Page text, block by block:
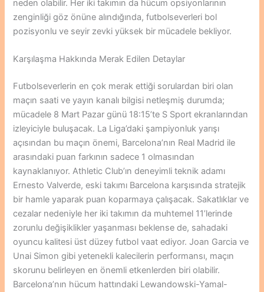
neden olabilir. Her iki takımın da hücum opsiyonlarının
zenginliği göz önüne alındığında, futbolseverleri bol
pozisyonlu ve seyir zevki yüksek bir mücadele bekliyor.
Karşılaşma Hakkında Merak Edilen Detaylar
Futbolseverlerin en çok merak ettiği sorulardan biri olan
maçın saati ve yayın kanalı bilgisi netleşmiş durumda;
mücadele 8 Mart Pazar günü 18:15’te S Sport ekranlarından
izleyiciyle buluşacak. La Liga’daki şampiyonluk yarışı
açısından bu maçın önemi, Barcelona’nın Real Madrid ile
arasındaki puan farkının sadece 1 olmasından
kaynaklanıyor. Athletic Club’ın deneyimli teknik adamı
Ernesto Valverde, eski takımı Barcelona karşısında stratejik
bir hamle yaparak puan koparmaya çalışacak. Sakatlıklar ve
cezalar nedeniyle her iki takımın da muhtemel 11’lerinde
zorunlu değişiklikler yaşanması beklense de, sahadaki
oyuncu kalitesi üst düzey futbol vaat ediyor. Joan Garcia ve
Unai Simon gibi yetenekli kalecilerin performansı, maçın
skorunu belirleyen en önemli etkenlerden biri olabilir.
Barcelona’nın hücum hattındaki Lewandowski-Yamal-